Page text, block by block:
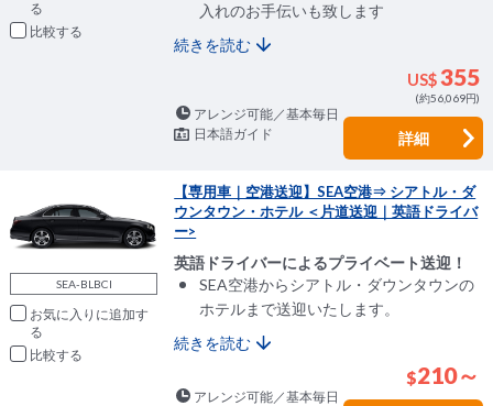
比較
入れのお手伝いも致します
続きを読む
US$355
(約56,069円)
アレンジ可能／基本毎日
日本語ガイド
詳細
SEA-BLBCI
お気に入りに追加
比較
【専用車｜空港送迎】SEA空港⇒ シアトル・ダ
ウンタウン・ホテル ＜片道送迎｜英語ドライバ
ー>
英語ドライバーによるプライベート送迎！
SEA空港からシアトル・ダウンタウンの
ホテルまで送迎いたします。
続きを読む
$210～
アレンジ可能／基本毎日